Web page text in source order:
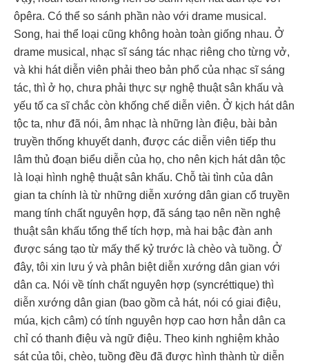
ôpêra. Có thể so sánh phần nào với drame musical.
Song, hai thể loại cũng không hoàn toàn giống nhau. Ở
drame musical, nhạc sĩ sáng tác nhạc riêng cho từng vở,
và khi hát diễn viên phải theo bản phổ của nhạc sĩ sáng
tác, thì ở họ, chưa phải thực sự nghệ thuật sân khấu và
yếu tố ca sĩ chắc còn khống chế diễn viên. Ở kịch hát dân
tộc ta, như đã nói, âm nhạc là những làn điệu, bài bản
truyền thống khuyết danh, được các diễn viên tiếp thu
lâm thủ đoạn biểu diễn của họ, cho nên kịch hát dân tộc
là loại hình nghệ thuật sân khấu. Chỗ tài tình của dân
gian ta chính là từ những diễn xướng dân gian cổ truyền
mang tính chất nguyên hợp, đã sáng tạo nên nền nghệ
thuật sân khấu tổng thể tích hợp, mà hai bậc đàn anh
được sáng tạo từ mấy thế kỷ trước là chèo và tuồng. Ở
đây, tôi xin lưu ý và phân biệt diễn xướng dân gian với
dân ca. Nói về tính chất nguyên hợp (syncréttique) thì
diễn xướng dân gian (bao gồm cả hát, nói có giai điệu,
múa, kịch câm) có tính nguyên hợp cao hơn hẳn dân ca
chỉ có thanh điệu và ngữ điệu. Theo kinh nghiệm khảo
sát của tôi, chèo, tuồng đều đã được hình thành từ diễn